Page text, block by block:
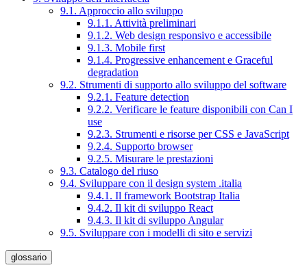
9.1. Approccio allo sviluppo
9.1.1. Attività preliminari
9.1.2. Web design responsivo e accessibile
9.1.3. Mobile first
9.1.4. Progressive enhancement e Graceful
degradation
9.2. Strumenti di supporto allo sviluppo del software
9.2.1. Feature detection
9.2.2. Verificare le feature disponibili con Can I
use
9.2.3. Strumenti e risorse per CSS e JavaScript
9.2.4. Supporto browser
9.2.5. Misurare le prestazioni
9.3. Catalogo del riuso
9.4. Sviluppare con il design system .italia
9.4.1. Il framework Bootstrap Italia
9.4.2. Il kit di sviluppo React
9.4.3. Il kit di sviluppo Angular
9.5. Sviluppare con i modelli di sito e servizi
glossario